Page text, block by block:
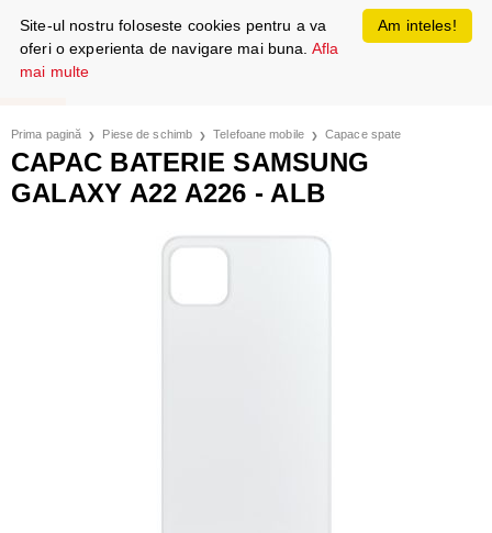
Prima pagină Piese de schimb Telefoane mobile Capace spate
CAPAC BATERIE SAMSUNG
GALAXY A22 A226 - ALB
Am inteles!
Site-ul nostru foloseste cookies pentru a va
oferi o experienta de navigare mai buna. Afla
mai multe